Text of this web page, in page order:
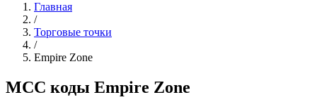
Главная
/
Торговые точки
/
Empire Zone
MCC коды Empire Zone